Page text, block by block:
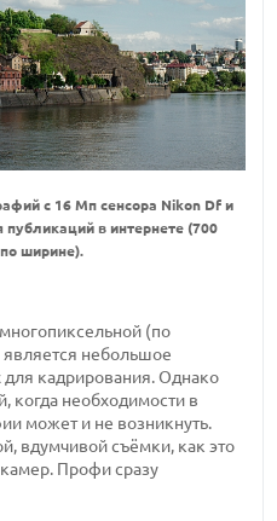
с 16 Мп сенсора Nikon Df и
публикаций в интернете (700
ширине).
(по
небольшое
кадрирования. Однако
когда необходимости в
может и не возникнуть.
вдумчивой съёмки, как это
Профи сразу